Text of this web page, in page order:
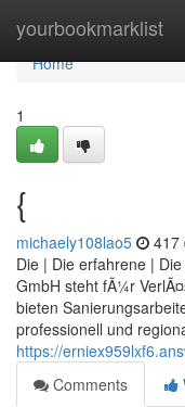
yourbookmarklist
Home
Home
1
{
michaely108lao5 417
Die | Die erfahrene |
GmbH steht fÃ¼r
bieten
professionell und
https://
Comments